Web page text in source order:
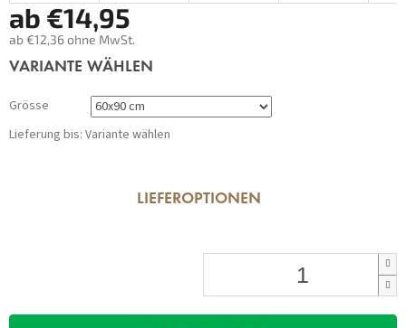
ab €14,95
ab €12,36ohne MwSt.
Verkaufspreis:
VARIANTE WÄHLEN
Grösse
Lieferung bis: Variante wählen
LIEFEROPTIONEN